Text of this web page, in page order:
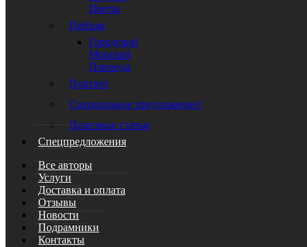
Цветы
Пейзаж
Городской
Морской
Природа
Портрет
Специальное предложение!
Полезные статьи
Спецпредложения
Все авторы
Услуги
Доставка и оплата
Отзывы
Новости
Подрамники
Контакты